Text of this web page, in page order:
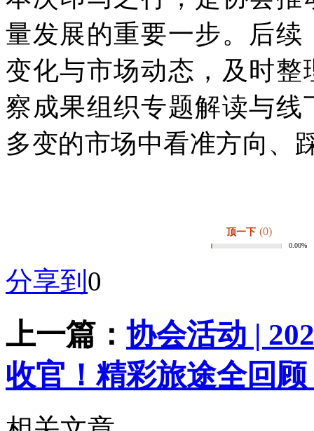
量发展的重要一步。后
变化与市场动态，及时
察成果组织专题解读与
多变的市场中看准方向、
顶一下 (0)
0.00%
分享到 0
上一篇： 协会活动 |
收官！精彩旅途全回顾